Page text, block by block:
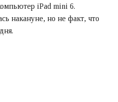
iPad mini 6.
накануне, но не факт, что